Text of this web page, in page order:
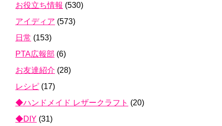
お役立ち情報 (530)
アイディア (573)
日常 (153)
PTA広報部 (6)
お友達紹介 (28)
レシピ (17)
◆ハンドメイド レザークラフト (20)
◆DIY (31)